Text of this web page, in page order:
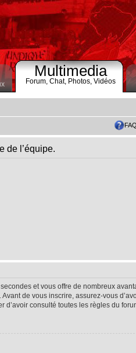
Multimedia
Forum, Chat, Photos, Vidéos
FAQ
de l’équipe.
et vous offre de nombreux
de vous inscrire, assurez-vous
consulté toutes les règles du